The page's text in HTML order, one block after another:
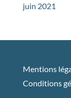
juin 2021
Mentions
Conditions